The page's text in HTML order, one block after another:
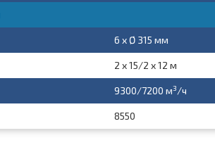
6 x Ø 315 мм
2 x 15/2 x 12 м
9300/7200 м3/ч
8550